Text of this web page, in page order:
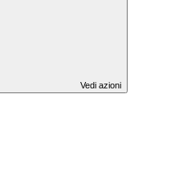
Vedi azioni